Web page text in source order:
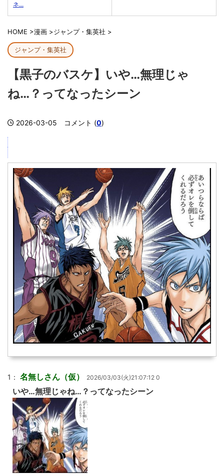
ネ...
HOME >漫画 >ジャンプ・集英社 >
ジャンプ・集英社
【黒子のバスケ】いや…無理じゃ
ね…？ってなったシーン
2026-03-05 コメント (0)
1： 名無しさん（仮） 2026/03/03(火)21:07:12 0
いや…無理じゃね…？ってなったシーン